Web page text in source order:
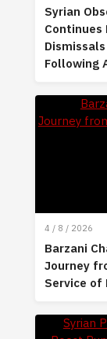
Syrian
Following
4 / 8 / 2026
Barzani
Journey
Service of